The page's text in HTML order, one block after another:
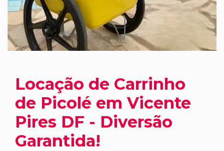
Locação de Carrinho
de Picolé em Vicente
Pires DF - Diversão
Garantida!